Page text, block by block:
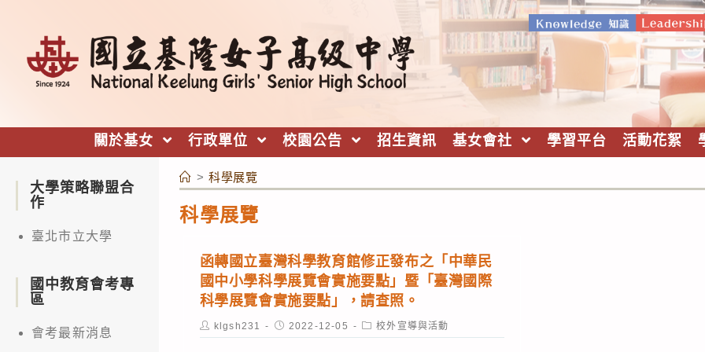
關於基女 行政單位 校園公告 招生資訊 基女會社 學習平台 活動花絮
科學展覽
> 科學展覽
函轉國立臺灣科學教育館修正發布之「中華民
國中小學科學展覽會實施要點」暨「臺灣國際
科學展覽會實施要點」，請查照。
Post
author:
klgsh231
Post
published:
2022-12-05
Post
category:
校外宣導與活動
大學策略聯盟合
作
臺北市立大學
國中教育會考專
區
會考最新消息